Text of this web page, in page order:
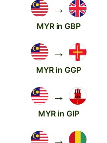
→
MYR in GBP
→
MYR in GGP
→
MYR in GIP
→